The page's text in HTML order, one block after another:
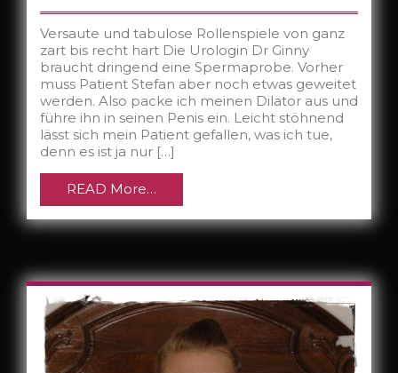
Versaute und tabulose Rollenspiele von ganz
zart bis recht hart Die Urologin Dr Ginny
braucht dringend eine Spermaprobe. Vorher
muss Patient Stefan aber noch etwas geweitet
werden. Also packe ich meinen Dilator aus und
führe ihn in seinen Penis ein. Leicht stöhnend
lässt sich mein Patient gefallen, was ich tue,
denn es ist ja nur […]
READ More…